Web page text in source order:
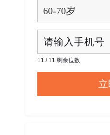
11 / 11 剩余位数